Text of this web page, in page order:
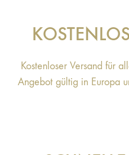
Kostenloser Versand für
Angebot gültig in Europa